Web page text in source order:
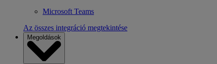
Microsoft Teams
Az összes integráció megtekintése
Megoldások